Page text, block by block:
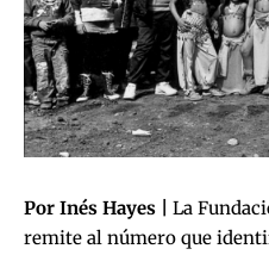
Por Inés Hayes |
La
remite al número que